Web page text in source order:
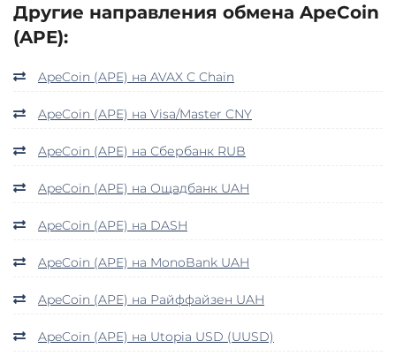
Другие направления обмена ApeCoin
(APE):
ApeCoin (APE) на AVAX C Chain
ApeCoin (APE) на Visa/Master CNY
ApeCoin (APE) на Сбербанк RUB
ApeCoin (APE) на Ощадбанк UAH
ApeCoin (APE) на DASH
ApeCoin (APE) на MonoBank UAH
ApeCoin (APE) на Райффайзен UAH
ApeCoin (APE) на Utopia USD (UUSD)